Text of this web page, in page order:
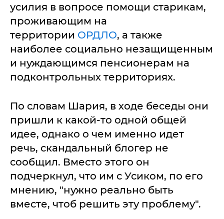
усилия в вопросе помощи старикам,
проживающим на
территории ОРДЛО, а также
наиболее социально незащищенным
и нуждающимся пенсионерам на
подконтрольных территориях.
По словам Шария, в ходе беседы они
пришли к какой-то одной общей
идее, однако о чем именно идет
речь, скандальный блогер не
сообщил. Вместо этого он
подчеркнул, что им с Усиком, по его
мнению, "нужно реально быть
вместе, чтоб решить эту проблему".